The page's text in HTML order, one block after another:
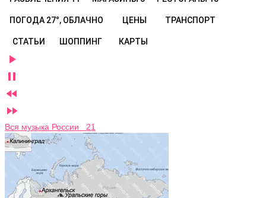
ПОГОДА 27°, ОБЛАЧНО ЦЕНЫ ТРАНСПОРТ
СТАТЬИ ШОППИНГ КАРТЫ




Вся музыка России 21